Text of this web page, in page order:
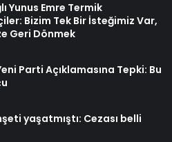
Yunus Emre Termik
Bizim Tek Bir İsteğimiz Var,
Geri Dönmek
Parti Açıklamasına Tepki: Bu
yaşatmıştı: Cezası belli